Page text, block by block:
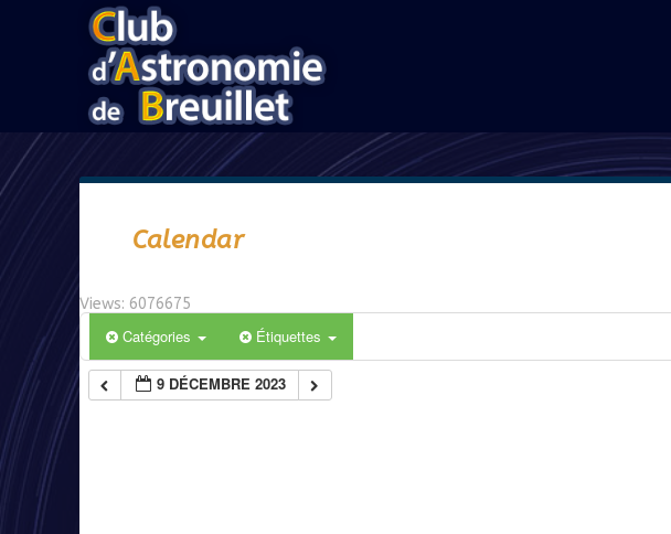
Calendar
Views: 6076675
Catégories Étiquettes
9 DÉCEMBRE 2023